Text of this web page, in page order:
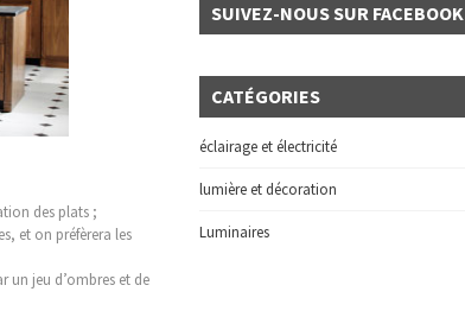
des plats ;
et on préfèrera les
un jeu d’ombres et de
SUIVEZ-NOUS SUR FACEBOOK
CATÉGORIES
éclairage et électricité
lumière et décoration
Luminaires